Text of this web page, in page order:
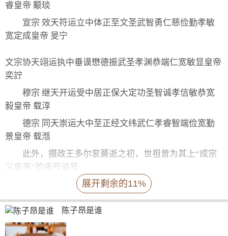
睿皇帝 颙琰
宣宗 效天符运立中体正至文圣武智勇仁慈俭勤孝敏
宽定成皇帝 旻宁
文宗协天翊运执中垂谟懋德振武圣孝渊恭端仁宽敏显皇帝
奕詝
穆宗 继天开运受中居正保大定功圣智诚孝信敏恭宽
毅皇帝 载淳
德宗 同天崇运大中至正经文纬武仁孝睿智端俭宽勤
景皇帝 载湉
此外，摄政王多尔衮薨逝之初，世祖曾为其上“成宗
义皇帝”的庙号谥号
庙号是东亚地区皇帝在庙中被供奉时所用的名号，它
起源于重视祭祀与敬拜的商朝。有些皇帝死了以后，会因
为后代追尊、改谥而有多个庙号，所以庙号不是唯一。
一般开国的皇帝叫太祖，往后就是高祖、世祖、圣祖
展开剩余的11%
陈子昂是谁